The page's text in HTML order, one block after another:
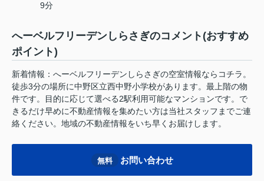
9分
へーベルフリーデンしらさぎのコメント(おすすめ
ポイント)
新着情報：へーベルフリーデンしらさぎの空室情報ならコチラ。
徒歩3分の場所に中野区立西中野小学校があります。最上階の物
件です。目的に応じて選べる2駅利用可能なマンションです。で
きるだけ早めに不動産情報を集めたい方は当社スタッフまでご連
絡ください。地域の不動産情報をいち早くお届けします。
無料 お問い合わせ